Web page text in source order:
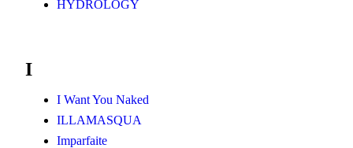
HYDROLOGY
I
I Want You Naked
ILLAMASQUA
Imparfaite